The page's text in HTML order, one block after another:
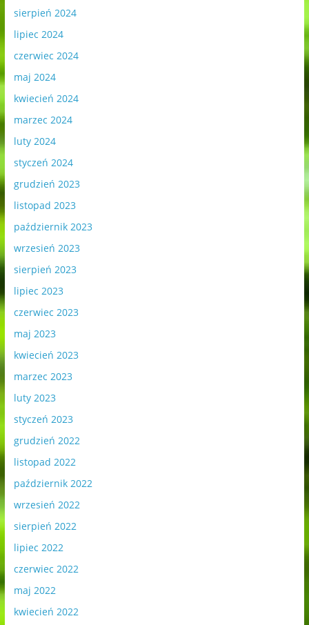
sierpień 2024
lipiec 2024
czerwiec 2024
maj 2024
kwiecień 2024
marzec 2024
luty 2024
styczeń 2024
grudzień 2023
listopad 2023
październik 2023
wrzesień 2023
sierpień 2023
lipiec 2023
czerwiec 2023
maj 2023
kwiecień 2023
marzec 2023
luty 2023
styczeń 2023
grudzień 2022
listopad 2022
październik 2022
wrzesień 2022
sierpień 2022
lipiec 2022
czerwiec 2022
maj 2022
kwiecień 2022